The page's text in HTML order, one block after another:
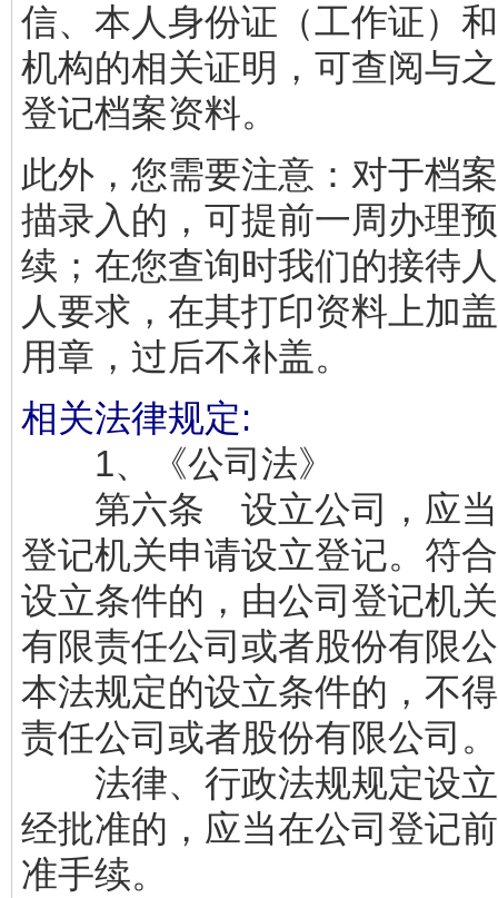
信、本人身份证（工作证）
机构的相关证明，可查阅与
登记档案资料。
此外，您需要注意：对于档
描录入的，可提前一周办理
续；在您查询时我们的接待
人要求，在其打印资料上加
用章，过后不补盖。
相关法律规定:
1、《公司法》
第六条 设立公司，应当
登记机关申请设立登记。符
设立条件的，由公司登记机
有限责任公司或者股份有限
本法规定的设立条件的，不
责任公司或者股份有限公
法律、行政法规规定设立
经批准的，应当在公司登记
准手续。